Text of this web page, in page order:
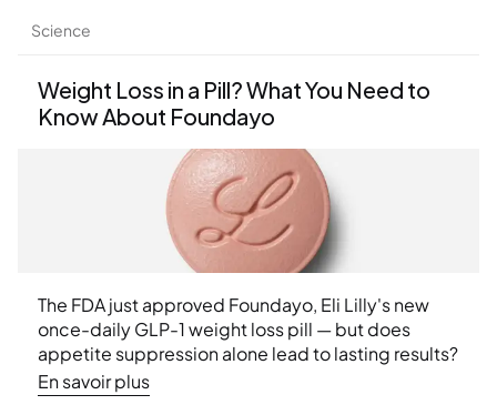
Science
Weight Loss in a Pill? What You Need to
Know About Foundayo
The FDA just approved Foundayo, Eli Lilly's new
once-daily GLP-1 weight loss pill — but does
appetite suppression alone lead to lasting results?
Learn what the latest research says about muscle
loss, nutritional deficiencies, and why a structured
En savoir plus